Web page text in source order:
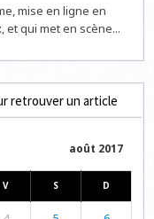
mise en ligne en
et qui met en scène...
retrouver un article
août 2017
V S D